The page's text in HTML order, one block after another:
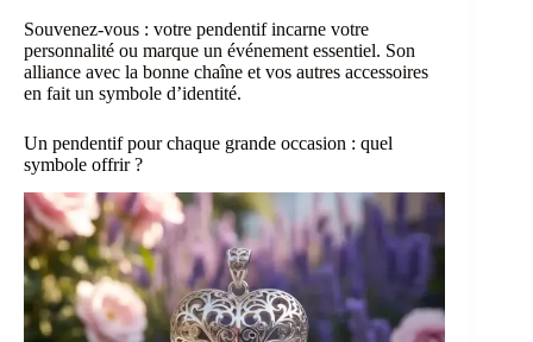
Souvenez-vous : votre pendentif incarne votre
personnalité ou marque un événement essentiel. Son
alliance avec la bonne chaîne et vos autres accessoires
en fait un symbole d’identité.
Un pendentif pour chaque grande occasion : quel
symbole offrir ?